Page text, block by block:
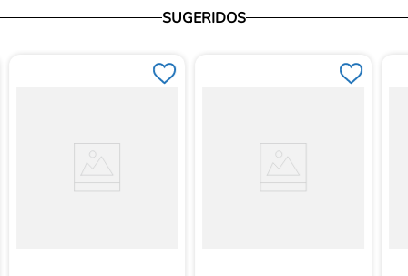
SUGERIDOS